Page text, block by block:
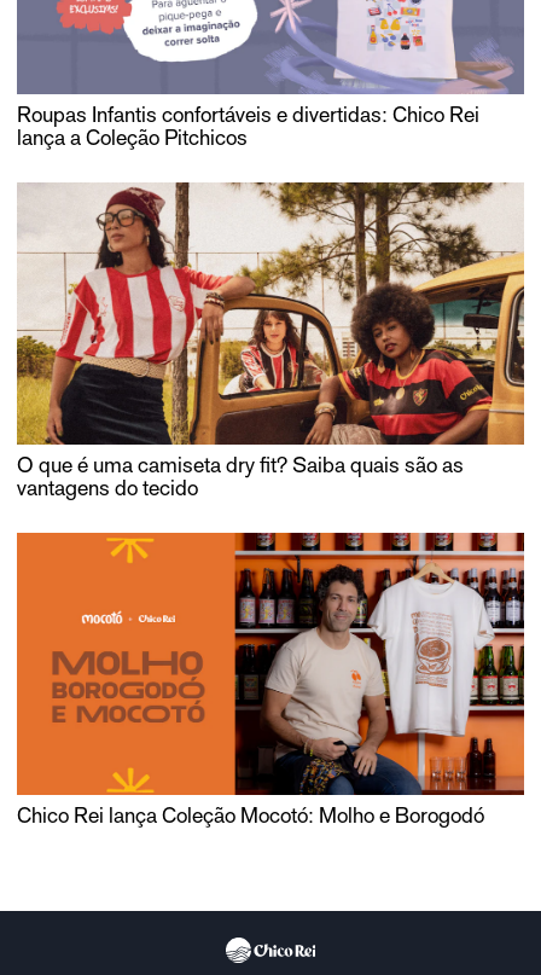
Roupas Infantis confortáveis e divertidas: Chico Rei
lança a Coleção Pitchicos
O que é uma camiseta dry fit? Saiba quais são as
vantagens do tecido
Chico Rei lança Coleção Mocotó: Molho e Borogodó